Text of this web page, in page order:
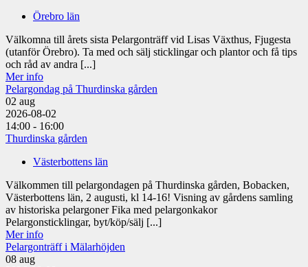
Örebro län
Välkomna till årets sista Pelargonträff vid Lisas Växthus, Fjugesta
(utanför Örebro). Ta med och sälj sticklingar och plantor och få tips
och råd av andra [...]
Mer info
Pelargondag på Thurdinska gården
02 aug
2026-08-02
14:00 - 16:00
Thurdinska gården
Västerbottens län
Välkommen till pelargondagen på Thurdinska gården, Bobacken,
Västerbottens län, 2 augusti, kl 14-16! Visning av gårdens samling
av historiska pelargoner Fika med pelargonkakor
Pelargonsticklingar, byt/köp/sälj [...]
Mer info
Pelargonträff i Mälarhöjden
08 aug